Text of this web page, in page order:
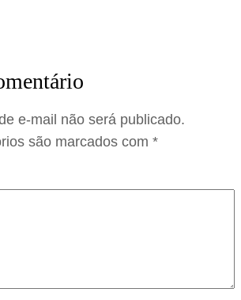
e-mail não será publicado.
são marcados com *